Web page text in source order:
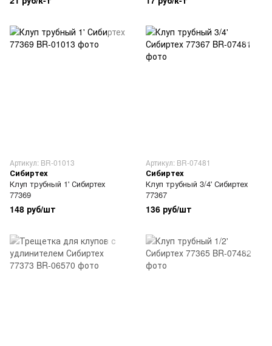
Артикул: BR-01013
Сибиртех
Клуп трубный 1' Сибиртех
77369
148 руб/шт
Артикул: BR-07481
Сибиртех
Клуп трубный 3/4' Сибиртех
77367
136 руб/шт